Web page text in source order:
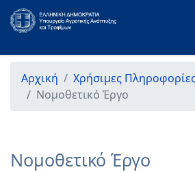
Αρχική Χρήσιμες
Νομοθετικό Έργο
Νομοθετικό Έργο